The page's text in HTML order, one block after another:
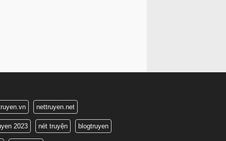
nettruyen.net
2023 nét truyện blogtruyen